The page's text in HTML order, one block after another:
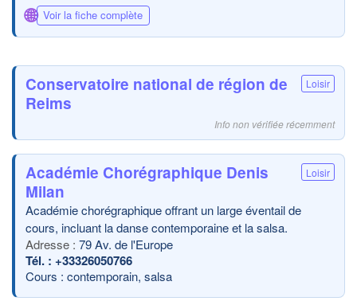
🌐 Voir la fiche complète
Conservatoire national de région de
Reims
Loisir
Info non vérifiée récemment
Académie Chorégraphique Denis
Milan
Loisir
Académie chorégraphique offrant un large éventail de
cours, incluant la danse contemporaine et la salsa.
79 Av. de l'Europe
+33326050766
Cours : contemporain, salsa